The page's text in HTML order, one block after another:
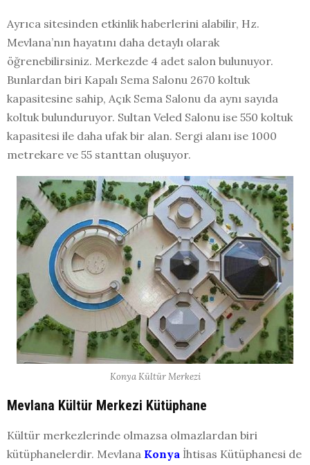
Ayrıca sitesinden etkinlik haberlerini alabilir, Hz.
Mevlana’nın hayatını daha detaylı olarak
öğrenebilirsiniz. Merkezde 4 adet salon bulunuyor.
Bunlardan biri Kapalı Sema Salonu 2670 koltuk
kapasitesine sahip, Açık Sema Salonu da aynı sayıda
koltuk bulunduruyor. Sultan Veled Salonu ise 550 koltuk
kapasitesi ile daha ufak bir alan. Sergi alanı ise 1000
metrekare ve 55 stanttan oluşuyor.
Konya Kültür Merkezi
Mevlana Kültür Merkezi Kütüphane
Kültür merkezlerinde olmazsa olmazlardan biri
kütüphanelerdir. Mevlana Konya İhtisas Kütüphanesi de